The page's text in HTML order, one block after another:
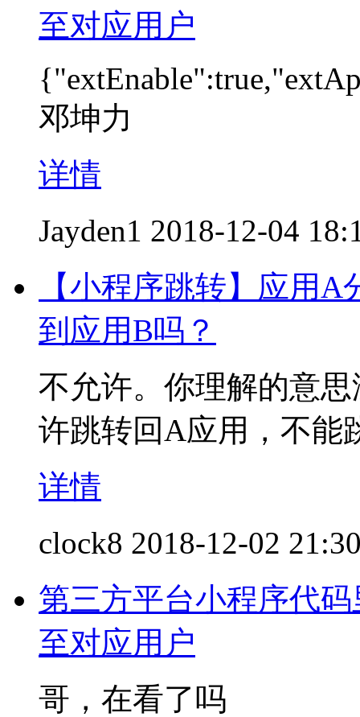
至对应用户
邓坤力
详情
Jayden1 2018-12-04
【小程序跳转】应用
到应用B吗？
不允许。你理解的意
许跳转回A应用，不能
详情
clock8 2018-12-02
第三方平台小程序代
至对应用户
哥，在看了吗